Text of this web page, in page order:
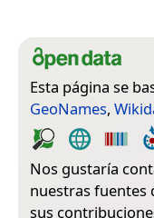
Esta página se
GeoNames,
Nos gustaría
nuestras fuentes
sus